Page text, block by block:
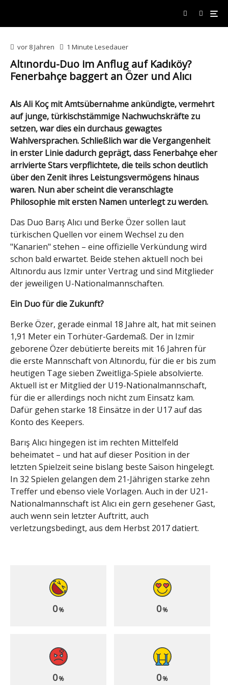
vor 8 Jahren 1 Minute Lesedauer
Altınordu-Duo im Anflug auf Kadıköy?
Fenerbahçe baggert an Özer und Alıcı
Als Ali Koç mit Amtsübernahme ankündigte, vermehrt
auf junge, türkischstämmige Nachwuchskräfte zu
setzen, war dies ein durchaus gewagtes
Wahlversprachen. Schließlich war die Vergangenheit
in erster Linie dadurch geprägt, dass Fenerbahçe eher
arrivierte Stars verpflichtete, die teils schon deutlich
über den Zenit ihres Leistungsvermögens hinaus
waren. Nun aber scheint die veranschlagte
Philosophie mit ersten Namen unterlegt zu werden.
Das Duo Barış Alıcı und Berke Özer sollen laut
türkischen Quellen vor einem Wechsel zu den
"Kanarien" stehen – eine offizielle Verkündung wird
schon bald erwartet. Beide stehen aktuell noch bei
Altınordu aus Izmir unter Vertrag und sind Mitglieder
der jeweiligen U-Nationalmannschaften.
Ein Duo für die Zukunft?
Berke Özer, gerade einmal 18 Jahre alt, hat mit seinen
1,91 Meter ein Torhüter-Gardemaß. Der in Izmir
geborene Özer debütierte bereits mit 16 Jahren für
die erste Mannschaft von Altınordu, für die er bis zum
heutigen Tage sieben Zweitliga-Spiele absolvierte.
Aktuell ist er Mitglied der U19-Nationalmannschaft,
für die er allerdings noch nicht zum Einsatz kam.
Dafür gehen starke 18 Einsätze in der U17 auf das
Konto des Keepers.
Barış Alıcı hingegen ist im rechten Mittelfeld
beheimatet – und hat auf dieser Position in der
letzten Spielzeit seine bislang beste Saison hingelegt.
In 32 Spielen gelangen dem 21-Jährigen starke zehn
Treffer und ebenso viele Vorlagen. Auch in der U21-
Nationalmannschaft ist Alıcı ein gern gesehener Gast,
auch wenn sein letzter Auftritt, auch
verletzungsbedingt, aus dem Herbst 2017 datiert.
0% 0%
0% 0%